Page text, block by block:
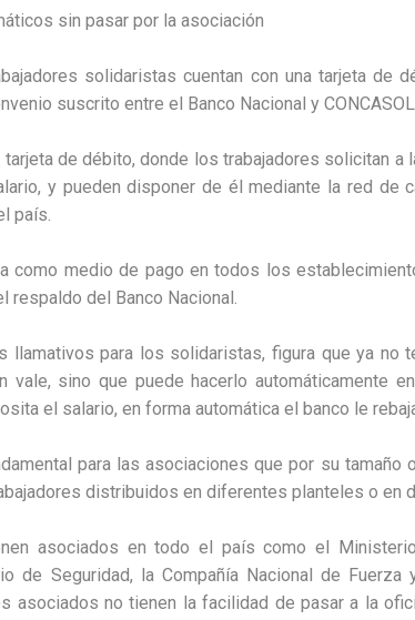
sin pasar por la asociación
solidaristas cuentan con una tarjeta de
suscrito entre el Banco Nacional y
de débito, donde los trabajadores solicitan a
y pueden disponer de él mediante la red de
país.
como medio de pago en todos los
respaldo del Banco Nacional.
llamativos para los solidaristas, figura que ya no
vale, sino que puede hacerlo automáticamente
el salario, en forma automática el banco le
para las asociaciones que por su tamaño
distribuidos en diferentes planteles o en
asociados en todo el país como el
de Seguridad, la Compañía Nacional de
asociados no tienen la facilidad de pasar a la